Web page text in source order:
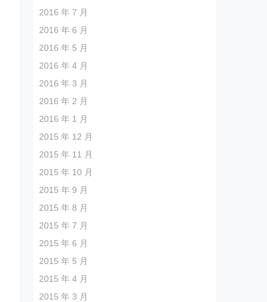
2016 年 7 月
2016 年 6 月
2016 年 5 月
2016 年 4 月
2016 年 3 月
2016 年 2 月
2016 年 1 月
2015 年 12 月
2015 年 11 月
2015 年 10 月
2015 年 9 月
2015 年 8 月
2015 年 7 月
2015 年 6 月
2015 年 5 月
2015 年 4 月
2015 年 3 月